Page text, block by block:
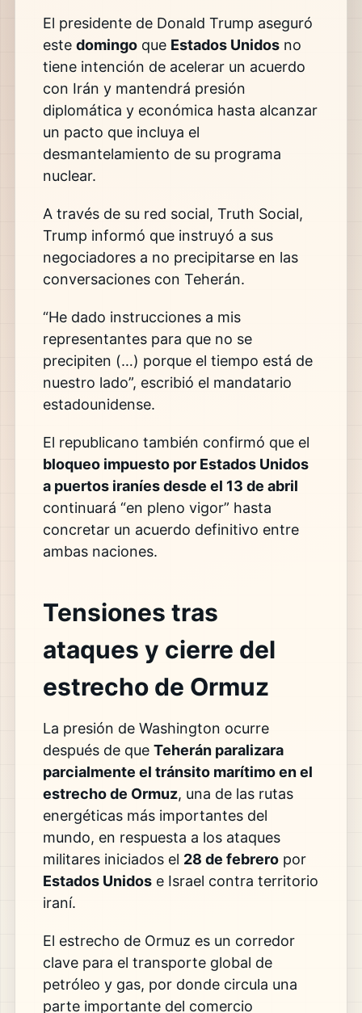
El presidente de Donald Trump aseguró
este domingoque Estados Unidosno
tiene intención de acelerar un acuerdo
con Irán y mantendrá presión
diplomática y económica hasta alcanzar
un pacto que incluya el
desmantelamiento de su programa
nuclear.
A través de su red social, Truth Social,
Trump informó que instruyó a sus
negociadores a no precipitarse en las
conversaciones con Teherán.
“He dado instrucciones a mis
representantes para que no se
precipiten (…) porque el tiempo está de
nuestro lado”, escribió el mandatario
estadounidense.
El republicano también confirmó que el
bloqueo impuesto por Estados Unidos
a puertos iraníes desde el 13 de abril
continuará “en pleno vigor” hasta
concretar un acuerdo definitivo entre
ambas naciones.
Tensiones tras
ataques y cierre del
estrecho de Ormuz
La presión de Washington ocurre
después de que Teherán paralizara
parcialmente el tránsito marítimo en el
estrecho de Ormuz, una de las rutas
energéticas más importantes del
mundo, en respuesta a los ataques
militares iniciados el 28 de febreropor
Estados Unidose Israel contra territorio
iraní.
El estrecho de Ormuz es un corredor
clave para el transporte global de
petróleo y gas, por donde circula una
parte importante del comercio